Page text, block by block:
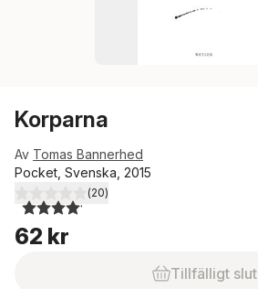
Korparna
Av Tomas Bannerhed
Pocket, Svenska, 2015
4,1utav 5 stjärnor. Totalt antal röster:
(20)
62 kr
Tillfälligt slut